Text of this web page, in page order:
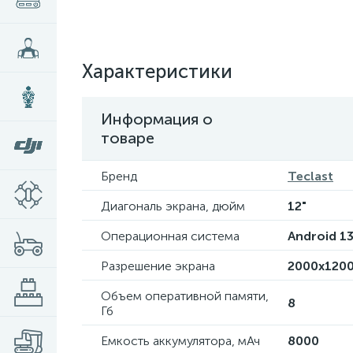
Характеристики
Информация о
товаре
Бренд
Teclast
Диагональ экрана, дюйм
12"
Операционная система
Android 13
Разрешение экрана
Объем оперативной памяти,
Гб
8
Емкость аккумулятора, мАч 8000